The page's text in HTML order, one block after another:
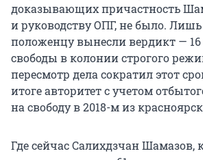
доказывающих причастность
и руководству ОПГ, не было. Лишь
положенцу вынесли вердикт —
свободы в колонии строгого
пересмотр дела сократил этот
итоге авторитет с учетом
на свободу в 2018-м из
Где сейчас Салихдзчан Шамазов,